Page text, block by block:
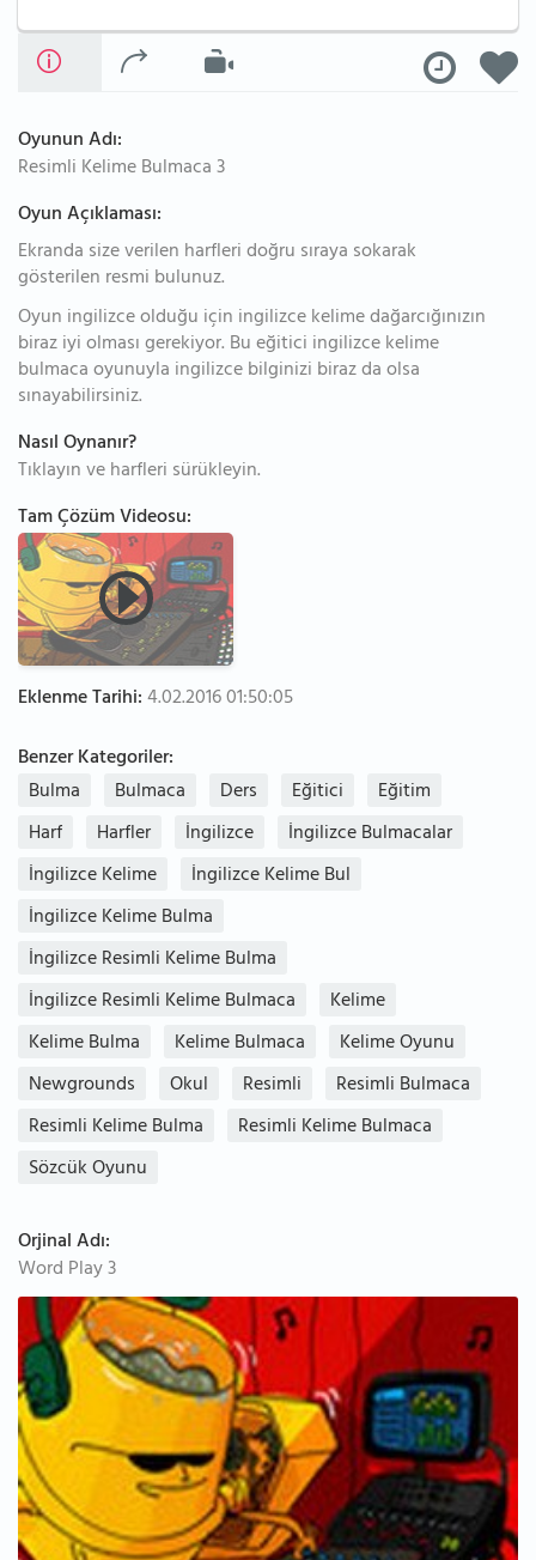
Oyunun Adı:
Resimli Kelime Bulmaca 3
Oyun Açıklaması:
Ekranda size verilen harfleri doğru sıraya sokarak
gösterilen resmi bulunuz.
Oyun ingilizce olduğu için ingilizce kelime dağarcığınızın
biraz iyi olması gerekiyor. Bu eğitici ingilizce kelime
bulmaca oyunuyla ingilizce bilginizi biraz da olsa
sınayabilirsiniz.
Nasıl Oynanır?
Tıklayın ve harfleri sürükleyin.
Tam Çözüm Videosu:
Eklenme Tarihi:4.02.2016 01:50:05
Benzer Kategoriler:
Bulma
Bulmaca Ders Eğitici
Eğitim
Harf
Harfler İngilizce
İngilizce Bulmacalar
İngilizce Kelime
İngilizce Kelime Bul
İngilizce Kelime Bulma
İngilizce Resimli Kelime Bulma
İngilizce Resimli Kelime Bulmaca
Kelime
Kelime Bulma
Kelime Bulmaca
Kelime Oyunu
Newgrounds
Okul Resimli
Resimli Bulmaca
Resimli Kelime Bulma
Resimli Kelime Bulmaca
Sözcük Oyunu
Orjinal Adı:
Word Play 3